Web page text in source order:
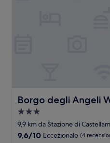
Borgo degli Angeli
Borgo degli Angeli
Struttura
a
3.0
9,9 km da Stazione di
9.6
9,6/10 Eccezionale (4